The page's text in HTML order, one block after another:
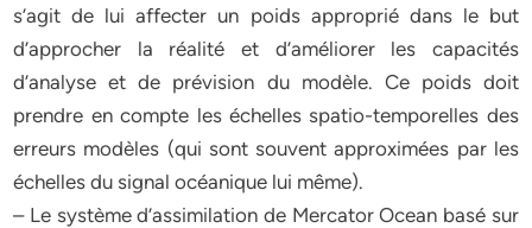
s’agit de lui affecter un poids approprié dans le but
d’approcher la réalité et d’améliorer les capacités
d’analyse et de prévision du modèle. Ce poids doit
prendre en compte les échelles spatio-temporelles des
erreurs modèles (qui sont souvent approximées par les
échelles du signal océanique lui même).
– Le système d’assimilation de Mercator Ocean basé sur